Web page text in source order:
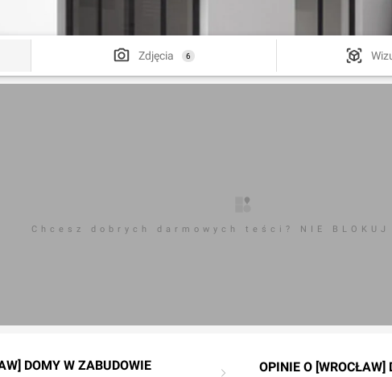
Zdjęcia 6
Chcesz dobrych darmowych teści? NIE BLOKUJ
DOMY W ZABUDOWIE
OPINIE O